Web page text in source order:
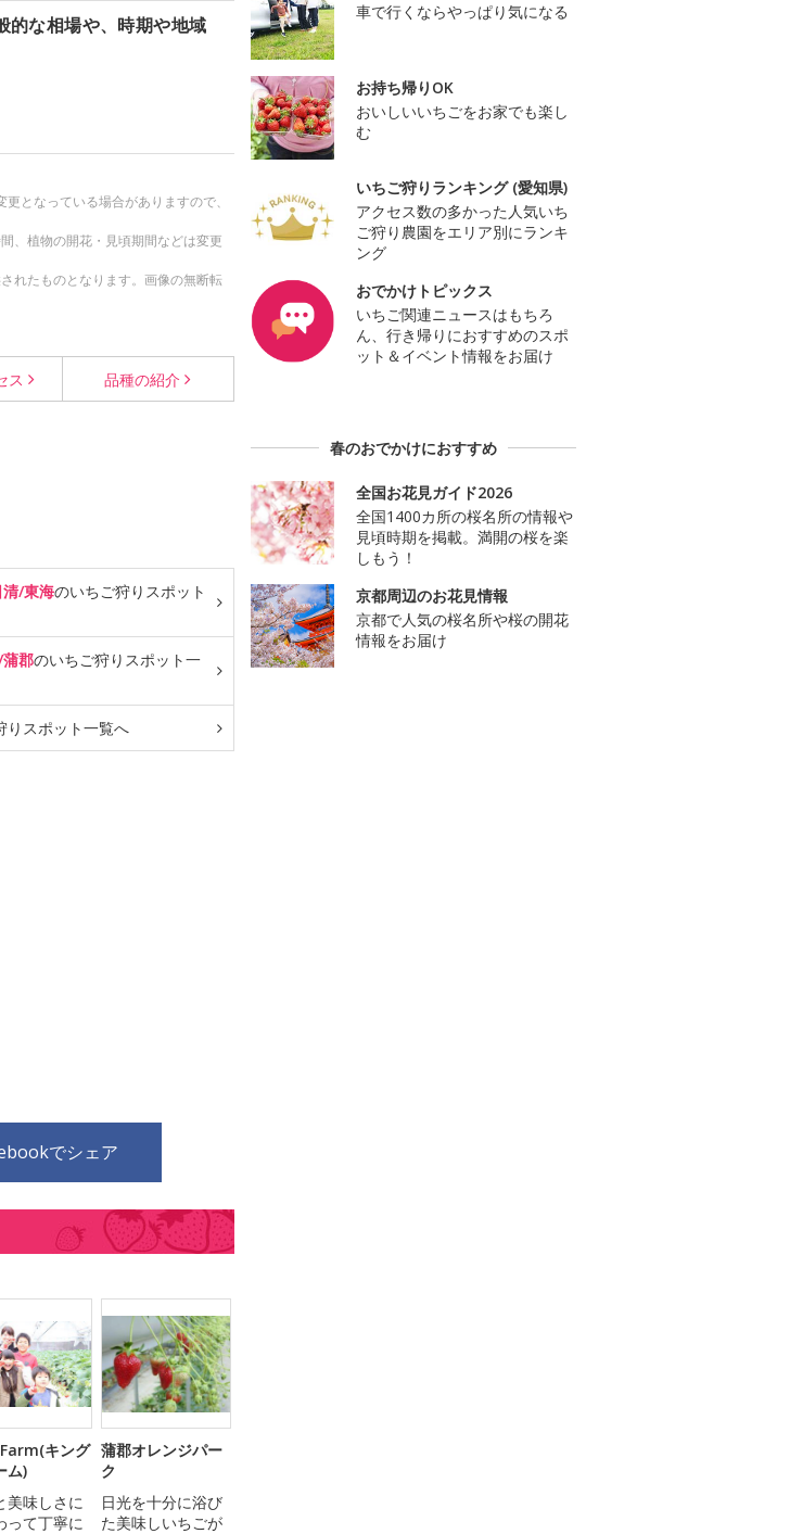
的な相場や、時期や地域
となっている場合がありますので、
、植物の開花・見頃期間などは変更
れたものとなります。画像の無断転
ス 品種の紹介
/東海のいちご狩り スポット
郡のいちご狩り スポット一
り スポット一覧へ
でシェア
キング
ム)
美味しさに
って丁寧に
蒲郡オレンジパー
ク
日光を十分に浴び
た美味しいちごが
車で行くならやっぱり気になる
お持ち帰りOK
おいしいいちごをお家でも楽し
む
いちご狩りランキング (愛知県)
アクセス数の多かった人気いち
ご狩り農園をエリア別にランキ
ング
おでかけトピックス
いちご関連ニュースはもちろ
ん、行き帰りにおすすめのスポ
ット＆イベント情報をお届け
春のおでかけにおすすめ
全国お花見ガイド2026
全国1400カ所の桜名所の情報や
見頃時期を掲載。満開の桜を楽
しもう！
京都周辺のお花見情報
京都で人気の桜名所や桜の開花
情報をお届け